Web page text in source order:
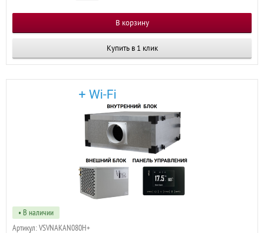
Купить в 1 клик
• В наличии
Артикул: VSVNAKAN080H+